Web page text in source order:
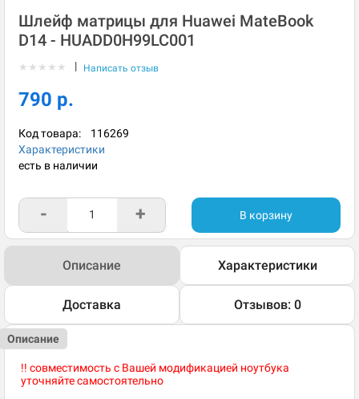
Шлейф матрицы для Huawei MateBook
D14 - HUADD0H99LC001
★ ★ ★ ★ ★ | Написать отзыв
790 р.
Код товара: 116269
Характеристики
есть в наличии
- + В корзину
Описание Характеристики
Доставка Отзывов: 0
Описание
!! совместимость с Вашей модификацией ноутбука
уточняйте самостоятельно